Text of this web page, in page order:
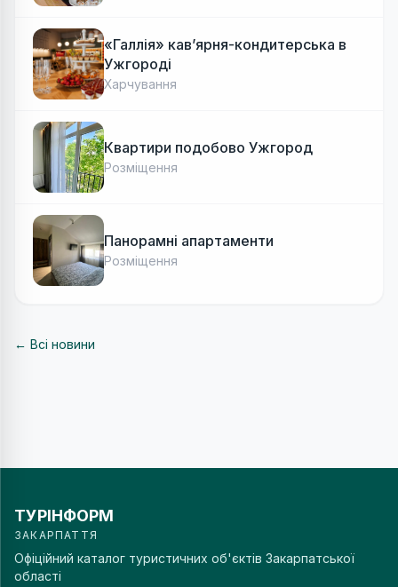
«Галлія» кав’ярня-кондитерська в
Ужгороді
Харчування
Квартири подобово Ужгород
Розміщення
Панорамні апартаменти
Розміщення
← Всі новини
ТУРІНФОРМ
ЗАКАРПАТТЯ
Офіційний каталог туристичних об'єктів Закарпатської
області